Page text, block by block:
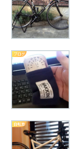
ブログ
自転車